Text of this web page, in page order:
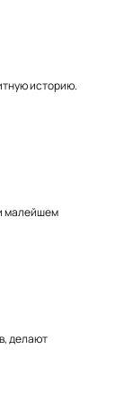
историю.
малейшем
делают